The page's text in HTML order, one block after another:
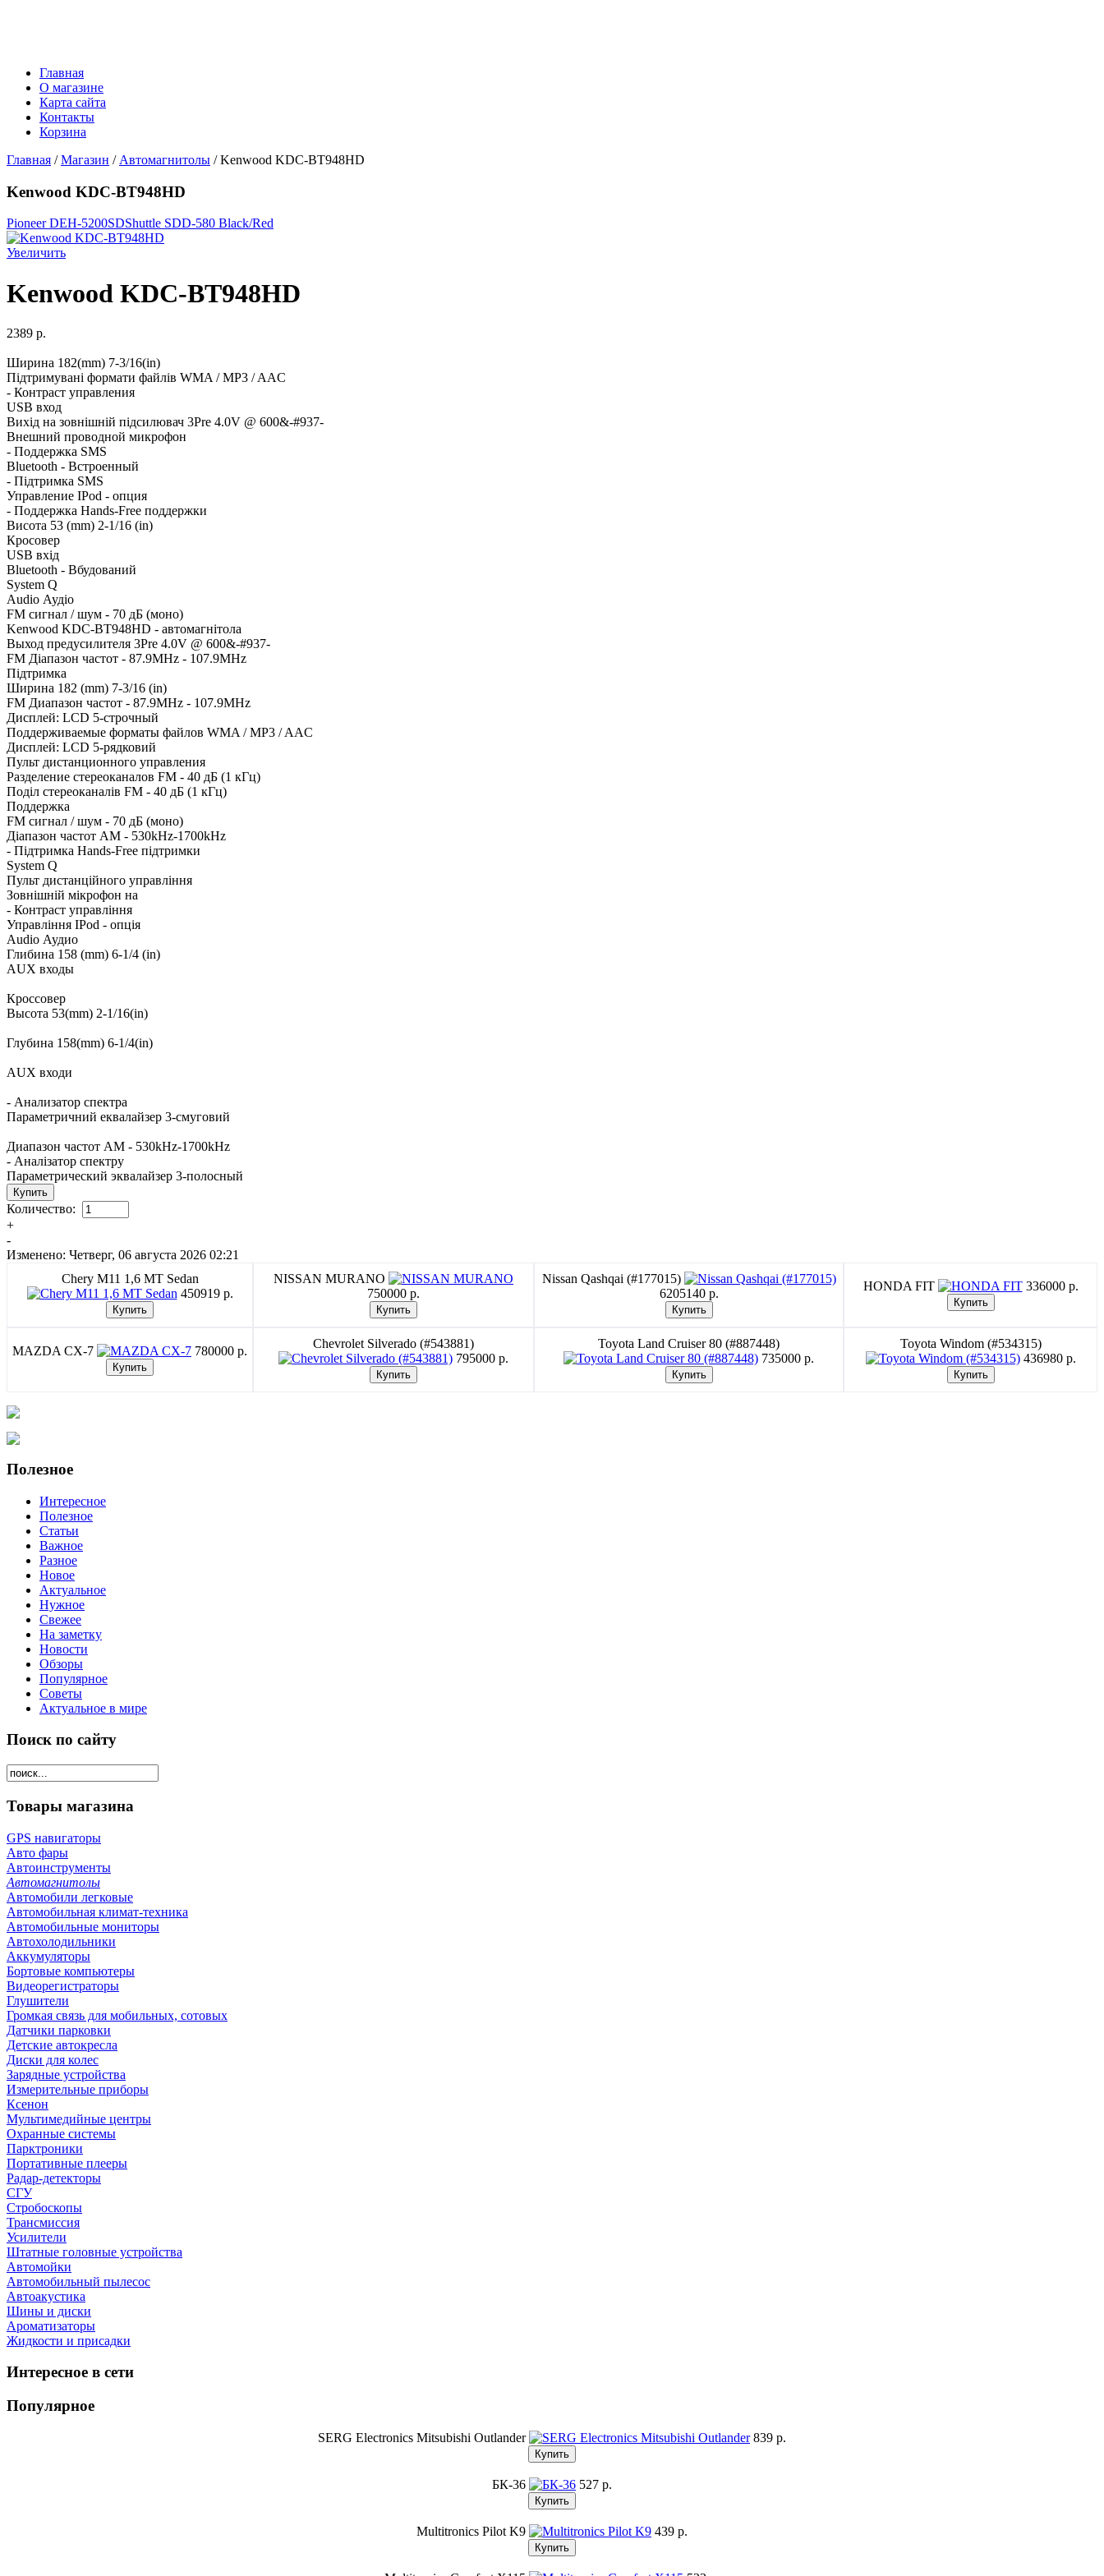
Главная
О магазине
Карта сайта
Контакты
Корзина
Главная /Магазин / Автомагнитолы / Kenwood KDC-BT948HD
Kenwood KDC-BT948HD
Pioneer DEH-5200SDShuttle SDD-580 Black/Red
Увеличить
Kenwood KDC-BT948HD
2389 p.
Ширина 182(mm) 7-3/16(in)
Підтримувані формати файлів WMA / MP3 / AAC
- Контраст управления
USB вход
Вихід на зовнішній підсилювач 3Pre 4.0V @ 600&-#937-
Внешний проводной микрофон
- Поддержка SMS
Bluetooth - Встроенный
- Підтримка SMS
Управление IPod - опция
- Поддержка Hands-Free поддержки
Висота 53 (mm) 2-1/16 (in)
Кросовер
USB вхід
Bluetooth - Вбудований
System Q
Audio Аудіо
FM сигнал / шум - 70 дБ (моно)
Kenwood KDC-BT948HD - автомагнітола
Выход предусилителя 3Pre 4.0V @ 600&-#937-
FM Діапазон частот - 87.9MHz - 107.9MHz
Підтримка
Ширина 182 (mm) 7-3/16 (in)
FM Диапазон частот - 87.9MHz - 107.9MHz
Дисплей: LCD 5-строчный
Поддерживаемые форматы файлов WMA / MP3 / AAC
Дисплей: LCD 5-рядковий
Пульт дистанционного управления
Разделение стереоканалов FM - 40 дБ (1 кГц)
Поділ стереоканалів FM - 40 дБ (1 кГц)
Поддержка
FM сигнал / шум - 70 дБ (моно)
Діапазон частот AM - 530kHz-1700kHz
- Підтримка Hands-Free підтримки
System Q
Пульт дистанційного управління
Зовнішній мікрофон на
- Контраст управління
Управління IPod - опція
Audio Аудио
Глибина 158 (mm) 6-1/4 (in)
AUX входы
Кроссовер
Высота 53(mm) 2-1/16(in)
Глубина 158(mm) 6-1/4(in)
AUX входи
- Анализатор спектра
Параметричний еквалайзер 3-смуговий
Диапазон частот AM - 530kHz-1700kHz
- Аналізатор спектру
Параметрический эквалайзер 3-полосный
Количество:
+
-
Изменено: Четверг, 06 августа 2026 02:21
Chery M11 1,6 MT Sedan
450919 p.
NISSAN MURANO
750000 p.
Nissan Qashqai (#177015)
6205140 p.
HONDA FIT 336000 p.
MAZDA CX-7 780000 p.
Chevrolet Silverado (#543881)
795000 p.
Toyota Land Cruiser 80 (#887448)
735000 p.
Toyota Windom (#534315)
436980 p.
Полезное
Интересное
Полезное
Статьи
Важное
Разное
Новое
Актуальное
Нужное
Свежее
На заметку
Новости
Обзоры
Популярное
Советы
Актуальное в мире
Поиск по сайту
Товары магазина
GPS навигаторы
Авто фары
Автоинструменты
Автомагнитолы
Автомобили легковые
Автомобильная климат-техника
Автомобильные мониторы
Автохолодильники
Аккумуляторы
Бортовые компьютеры
Видеорегистраторы
Глушители
Громкая связь для мобильных, сотовых
Датчики парковки
Детские автокресла
Диски для колес
Зарядные устройства
Измерительные приборы
Ксенон
Мультимедийные центры
Охранные системы
Парктроники
Портативные плееры
Радар-детекторы
СГУ
Стробоскопы
Трансмиссия
Усилители
Штатные головные устройства
Автомойки
Автомобильный пылесос
Автоакустика
Шины и диски
Ароматизаторы
Жидкости и присадки
Интересное в сети
Популярное
SERG Electronics Mitsubishi Outlander 839 p.
БК-36 527 p.
Multitronics Pilot K9 439 p.